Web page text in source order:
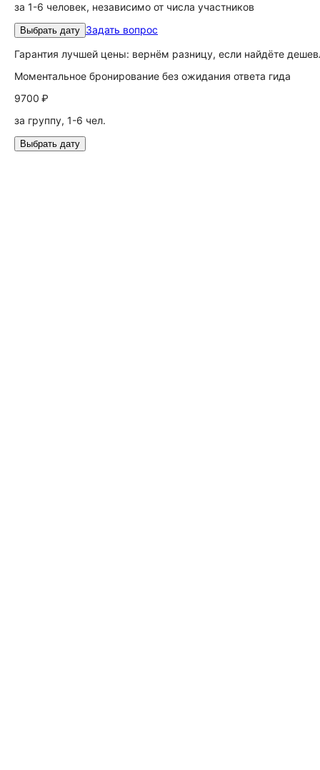
за 1-6 человек, независимо от числа участников
Выбрать дату Задать вопрос
Гарантия лучшей цены: вернём разницу, если найдёте
Моментальное бронирование без ожидания ответа гида
9700 ₽
за группу, 1-6 чел.
Выбрать дату